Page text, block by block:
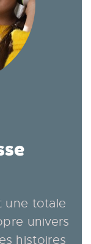
une totale
univers
histoires